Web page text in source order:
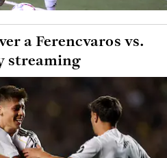
a Ferencvaros vs.
streaming